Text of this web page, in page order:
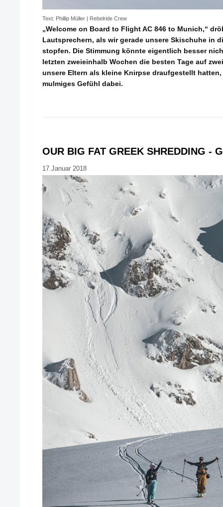
Text: Phillip Müller | Rebelride Crew
„Welcome on Board to Flight AC 846 to Munich,“
Lautsprechern, als wir gerade unsere Skischuhe in
stopfen. Die Stimmung könnte eigentlich besser
letzten zweieinhalb Wochen die besten Tage auf
unsere Eltern als kleine Knirpse draufgestellt
mulmiges Gefühl dabei.
OUR BIG FAT GREEK SHREDDING -
17.Januar 2018